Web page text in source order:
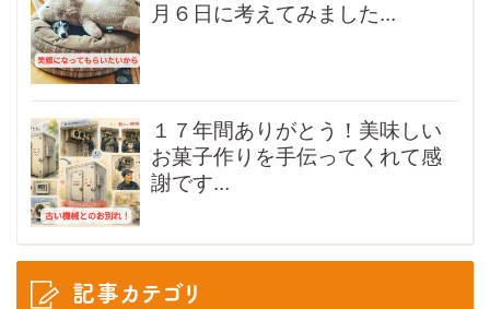
月６日に考えてみました...
１７年間ありがとう！美味しい
お菓子作りを手伝ってくれて感
謝です...
記事カテゴリ